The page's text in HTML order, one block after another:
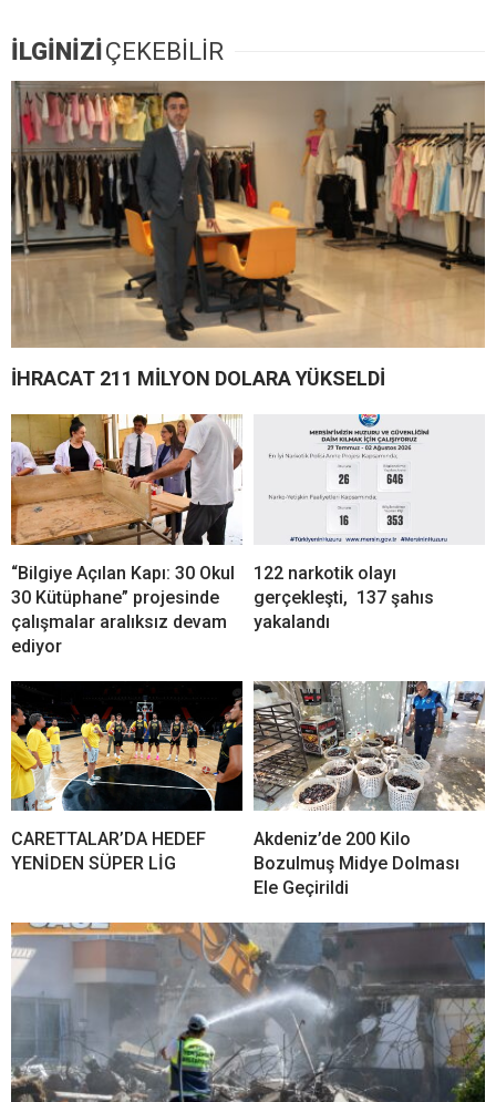
İLGİNİZİÇEKEBİLİR
İHRACAT 211 MİLYON DOLARA YÜKSELDİ
“Bilgiye Açılan Kapı: 30 Okul
30 Kütüphane” projesinde
çalışmalar aralıksız devam
ediyor
122 narkotik olayı
gerçekleşti, 137 şahıs
yakalandı
CARETTALAR’DA HEDEF
YENİDEN SÜPER LİG
Akdeniz’de 200 Kilo
Bozulmuş Midye Dolması
Ele Geçirildi